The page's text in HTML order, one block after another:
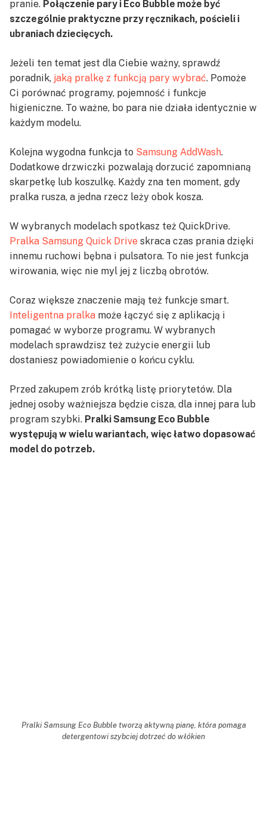
pranie. Połączenie pary i Eco Bubble może być
szczególnie praktyczne przy ręcznikach, pościeli i
ubraniach dziecięcych.
Jeżeli ten temat jest dla Ciebie ważny, sprawdź
poradnik, jaką pralkę z funkcją pary wybrać. Pomoże
Ci porównać programy, pojemność i funkcje
higieniczne. To ważne, bo para nie działa identycznie w
każdym modelu.
Kolejna wygodna funkcja to Samsung AddWash.
Dodatkowe drzwiczki pozwalają dorzucić zapomnianą
skarpetkę lub koszulkę. Każdy zna ten moment, gdy
pralka rusza, a jedna rzecz leży obok kosza.
W wybranych modelach spotkasz też QuickDrive.
Pralka Samsung Quick Drive skraca czas prania dzięki
innemu ruchowi bębna i pulsatora. To nie jest funkcja
wirowania, więc nie myl jej z liczbą obrotów.
Coraz większe znaczenie mają też funkcje smart.
Inteligentna pralka może łączyć się z aplikacją i
pomagać w wyborze programu. W wybranych
modelach sprawdzisz też zużycie energii lub
dostaniesz powiadomienie o końcu cyklu.
Przed zakupem zrób krótką listę priorytetów. Dla
jednej osoby ważniejsza będzie cisza, dla innej para lub
program szybki. Pralki Samsung Eco Bubble
występują w wielu wariantach, więc łatwo dopasować
model do potrzeb.
Pralki Samsung Eco Bubble tworzą aktywną pianę, która pomaga
detergentowi szybciej dotrzeć do włókien